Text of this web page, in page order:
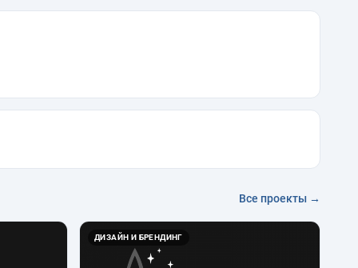
Все проекты →
ДИЗАЙН И БРЕНДИНГ